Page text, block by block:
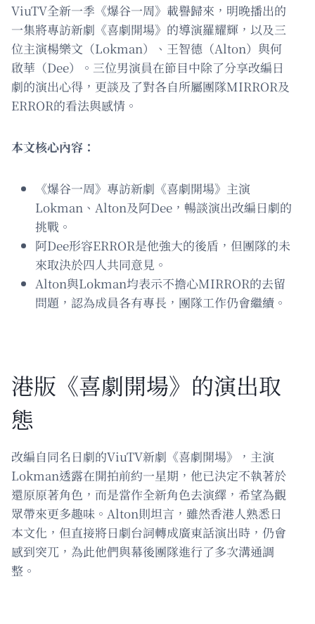
ViuTV全新一季《爆谷一周》載譽歸來，明晚播出的
一集將專訪新劇《喜劇開場》的導演羅耀輝，以及三
位主演楊樂文（Lokman）、王智德（Alton）與何
啟華（Dee）。三位男演員在節目中除了分享改編日
劇的演出心得，更談及了對各自所屬團隊MIRROR及
ERROR的看法與感情。
本文核心內容：
《爆谷一周》專訪新劇《喜劇開場》主演
Lokman、Alton及阿Dee，暢談演出改編日劇的
挑戰。
阿Dee形容ERROR是他強大的後盾，但團隊的未
來取決於四人共同意見。
Alton與Lokman均表示不擔心MIRROR的去留
問題，認為成員各有專長，團隊工作仍會繼續。
港版《喜劇開場》的演出取
態
改編自同名日劇的ViuTV新劇《喜劇開場》，主演
Lokman透露在開拍前約一星期，他已決定不執著於
還原原著角色，而是當作全新角色去演繹，希望為觀
眾帶來更多趣味。Alton則坦言，雖然香港人熟悉日
本文化，但直接將日劇台詞轉成廣東話演出時，仍會
感到突兀，為此他們與幕後團隊進行了多次溝通調
整。